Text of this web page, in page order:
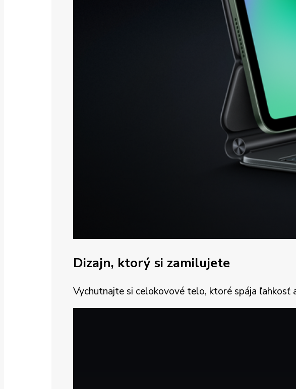
Dizajn, ktorý si zamilujete
Vychutnajte si celokovové telo, ktoré spája